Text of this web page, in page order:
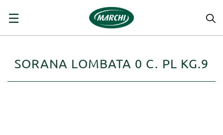
navigazione
☰
SORANA LOMBATA 0 C. PL KG.9